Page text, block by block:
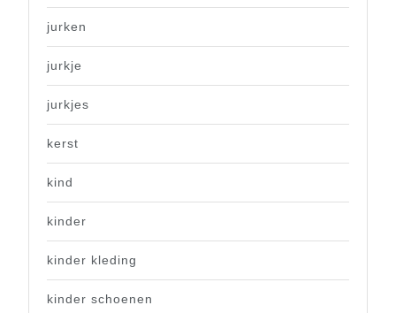
jurken
jurkje
jurkjes
kerst
kind
kinder
kinder kleding
kinder schoenen